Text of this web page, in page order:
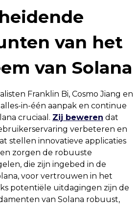
van het
van Solana
Franklin Bi, Cosmo Jiang en
in-één aanpak en continue
cruciaal. Zij beweren dat
verbeteren en
stellen innovatieve applicaties
zorgen de robuuste
die zijn ingebed in de
voor vertrouwen in het
potentiële uitdagingen zijn de
van Solana robuust,